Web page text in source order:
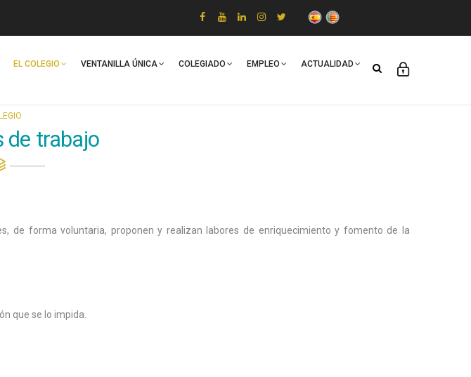
EL COLEGIO VENTANILLA ÚNICA COLEGIADO EMPLEO ACTUALIDAD
de trabajo
de forma voluntaria, proponen y realizan labores de enriquecimiento y fomento de la
que se lo impida.